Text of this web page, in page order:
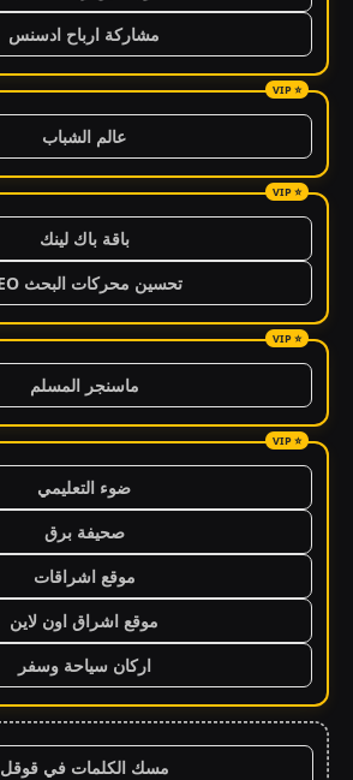
مشاركة ارباح ادسنس
عالم الشباب
باقة باك لينك
تحسين محركات البحث SEO
ماسنجر المسلم
ضوء التعليمي
صحيفة برق
موقع اشراقات
موقع اشراق اون لاين
اركان سياحة وسفر
مسك الكلمات في قوقل